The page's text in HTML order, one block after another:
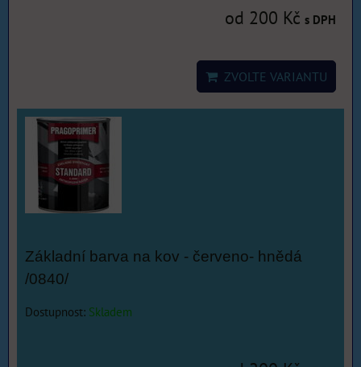
od 200 Kč s DPH
ZVOLTE VARIANTU
Základní barva na kov - červeno- hnědá
/0840/
Dostupnost: Skladem